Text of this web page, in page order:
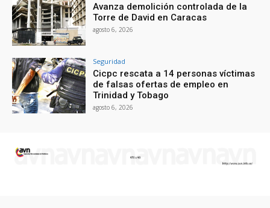
Avanza demolición controlada de la
Torre de David en Caracas
agosto 6, 2026
Seguridad
Cicpc rescata a 14 personas víctimas
de falsas ofertas de empleo en
Trinidad y Tobago
agosto 6, 2026